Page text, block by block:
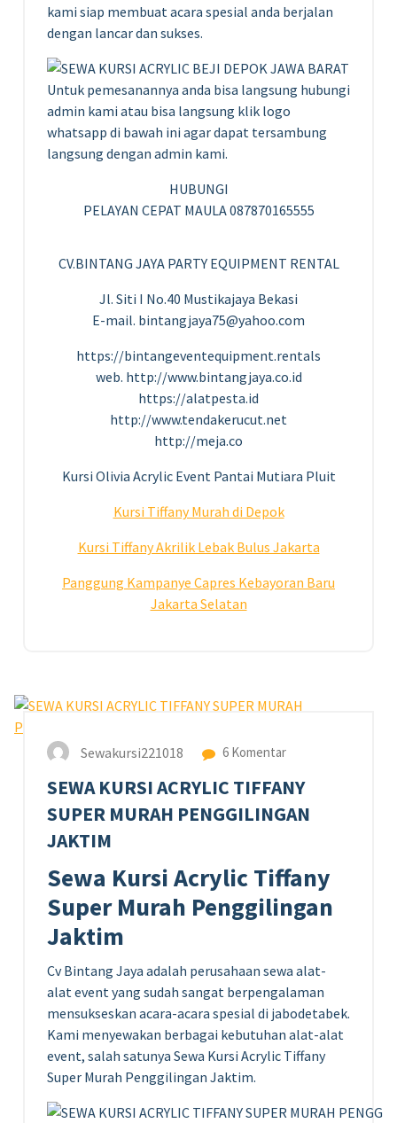
kami siap membuat acara spesial anda berjalan
dengan lancar dan sukses.
Untuk pemesanannya anda bisa langsung hubungi
admin kami atau bisa langsung klik logo
whatsapp di bawah ini agar dapat tersambung
langsung dengan admin kami.
HUBUNGI
PELAYAN CEPAT MAULA 087870165555
CV.BINTANG JAYA PARTY EQUIPMENT RENTAL
Jl. Siti I No.40 Mustikajaya Bekasi
E-mail. bintangjaya75@yahoo.com
https://bintangeventequipment.rentals
web. http://www.bintangjaya.co.id
https://alatpesta.id
http://www.tendakerucut.net
http://meja.co
Kursi Olivia Acrylic Event Pantai Mutiara Pluit
Kursi Tiffany Murah di Depok
Kursi Tiffany Akrilik Lebak Bulus Jakarta
Panggung Kampanye Capres Kebayoran Baru
Jakarta Selatan
Sewakursi221018 6 Komentar
SEWA KURSI ACRYLIC TIFFANY
SUPER MURAH PENGGILINGAN
JAKTIM
Sewa Kursi Acrylic Tiffany
Super Murah Penggilingan
Jaktim
Cv Bintang Jaya adalah perusahaan sewa alat-
alat event yang sudah sangat berpengalaman
mensukseskan acara-acara spesial di jabodetabek.
Kami menyewakan berbagai kebutuhan alat-alat
event, salah satunya Sewa Kursi Acrylic Tiffany
Super Murah Penggilingan Jaktim.